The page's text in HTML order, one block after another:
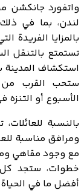
واتفورد جانكشن
لندن، بما في
بالمزايا الفريدة
تستمتع بالتنقل
استكشاف
ستحب القرب من
الأسبوع أو التنزه
بالنسبة
ومرافق مناسبة
مع وجود مقاهي
خطوات، ستجد كل
أفضل ما في